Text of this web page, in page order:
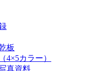
板
4×5カラー）
真資料